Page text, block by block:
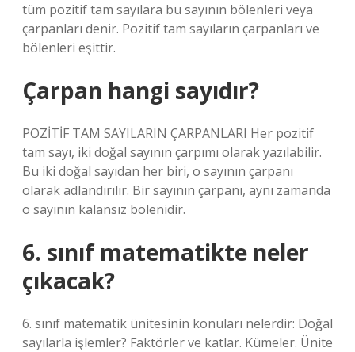
tüm pozitif tam sayılara bu sayının bölenleri veya
çarpanları denir. Pozitif tam sayıların çarpanları ve
bölenleri eşittir.
Çarpan hangi sayıdır?
POZİTİF TAM SAYILARIN ÇARPANLARI Her pozitif
tam sayı, iki doğal sayının çarpımı olarak yazılabilir.
Bu iki doğal sayıdan her biri, o sayının çarpanı
olarak adlandırılır. Bir sayının çarpanı, aynı zamanda
o sayının kalansız bölenidir.
6. sınıf matematikte neler
çıkacak?
6. sınıf matematik ünitesinin konuları nelerdir: Doğal
sayılarla işlemler? Faktörler ve katlar. Kümeler. Ünite